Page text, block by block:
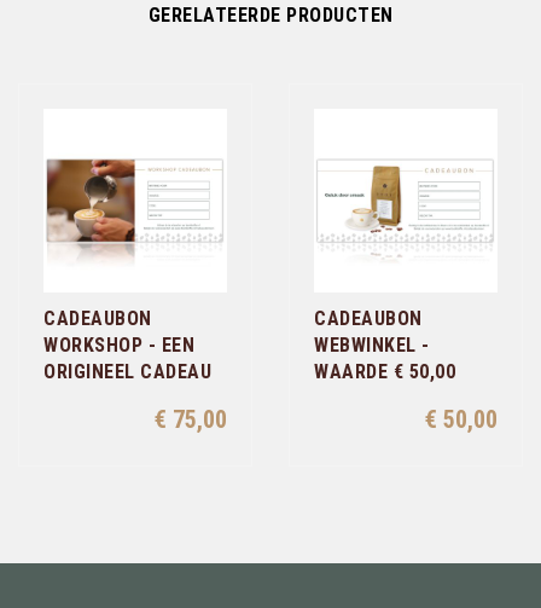
GERELATEERDE PRODUCTEN
CADEAUBON
WORKSHOP - EEN
ORIGINEEL CADEAU
€ 75,00
CADEAUBON
WEBWINKEL -
WAARDE € 50,00
€ 50,00